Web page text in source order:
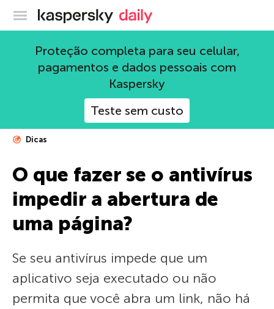
Blog oficial da Kaspersky
Proteção completa para seu celular,
pagamentos e dados pessoais com
Kaspersky
Teste sem custo
Dicas
O que fazer se o antivírus
impedir a abertura de
uma página?
Se seu antivírus impede que um
aplicativo seja executado ou não
permita que você abra um link, não há